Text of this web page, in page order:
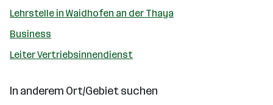
Lehrstelle in Waidhofen an der Thaya
Business
Leiter Vertriebsinnendienst
In anderem Ort/Gebiet suchen